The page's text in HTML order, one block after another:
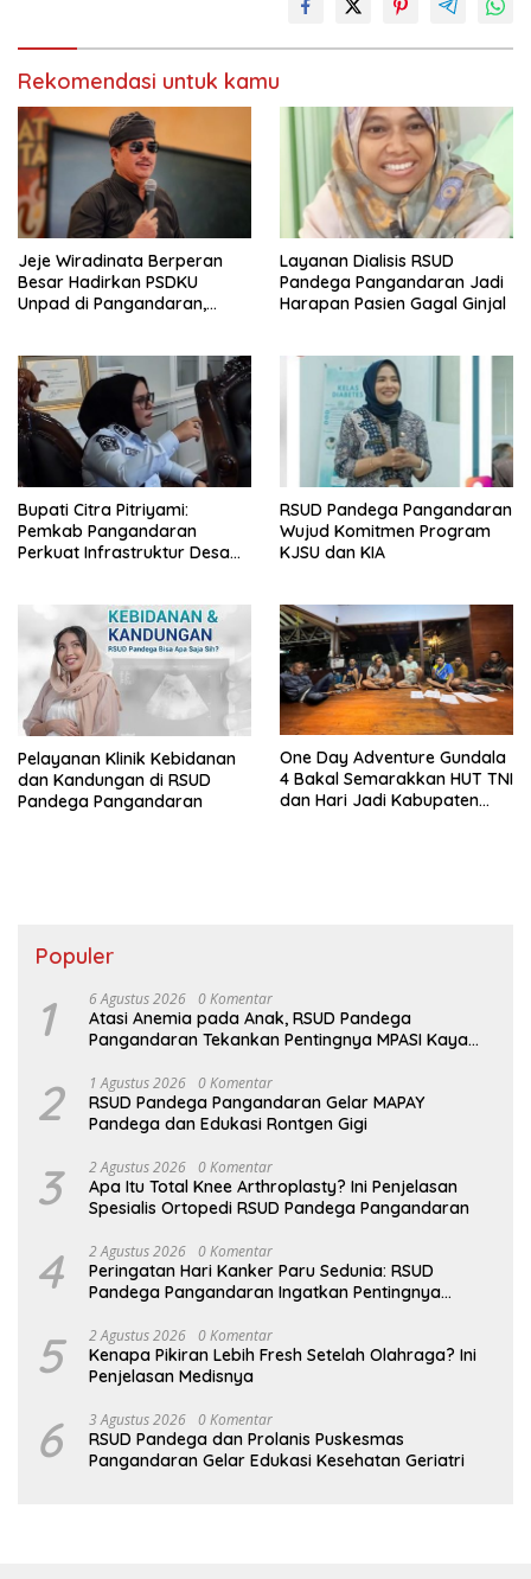
Rekomendasi untuk kamu
Jeje Wiradinata Berperan
Besar Hadirkan PSDKU
Unpad di Pangandaran,
Layanan Dialisis RSUD
Pandega Pangandaran Jadi
Harapan Pasien Gagal Ginjal
Bupati Citra Pitriyami:
Pemkab Pangandaran
Perkuat Infrastruktur Desa
RSUD Pandega Pangandaran
Wujud Komitmen Program
KJSU dan KIA
Pelayanan Klinik Kebidanan
dan Kandungan di RSUD
Pandega Pangandaran
One Day Adventure Gundala
4 Bakal Semarakkan HUT TNI
dan Hari Jadi Kabupaten
Populer
1 6 Agustus 2026 0 Komentar
Atasi Anemia pada Anak, RSUD Pandega
Pangandaran Tekankan Pentingnya MPASI Kaya
2 1 Agustus 2026 0 Komentar
RSUD Pandega Pangandaran Gelar MAPAY
Pandega dan Edukasi Rontgen Gigi
3 2 Agustus 2026 0 Komentar
Apa Itu Total Knee Arthroplasty? Ini Penjelasan
Spesialis Ortopedi RSUD Pandega Pangandaran
4 2 Agustus 2026 0 Komentar
Peringatan Hari Kanker Paru Sedunia: RSUD
Pandega Pangandaran Ingatkan Pentingnya
5 2 Agustus 2026 0 Komentar
Kenapa Pikiran Lebih Fresh Setelah Olahraga? Ini
Penjelasan Medisnya
6 3 Agustus 2026 0 Komentar
RSUD Pandega dan Prolanis Puskesmas
Pangandaran Gelar Edukasi Kesehatan Geriatri